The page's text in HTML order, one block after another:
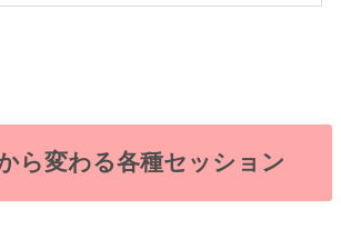
ら変わる各種セッション